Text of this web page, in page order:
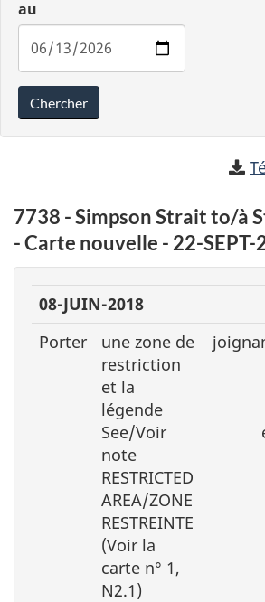
au
Chercher
7738 - Simpson Strait to/à
- Carte nouvelle - 22-SEPT-
08-JUIN-2018
Porter
une zone de
restriction
et la
légende
See/Voir
note
RESTRICTED
AREA/ZONE
RESTREINTE
(Voir la
carte n° 1,
N2.1)